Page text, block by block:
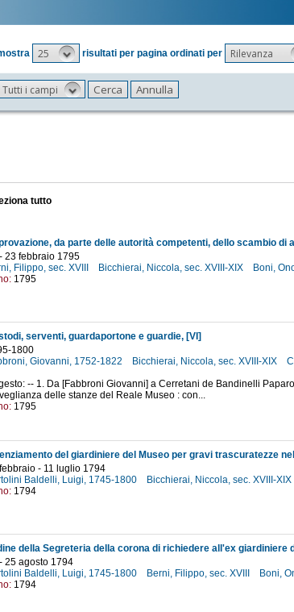
25 risultati per pagina ordinati per Rilevanza
Tutti i campi
tutto
23 febbraio 1795
Filippo, sec. XVIII
Bicchierai, Niccola, sec. XVIII-XIX Boni,
1795
serventi, guardaportone e guardie, [VI]
1800
Giovanni, 1752-1822
Bicchierai, Niccola, sec. XVIII-XIX
-- 1. Da [Fabbroni Giovanni] a Cerretani de Bandinelli
delle stanze del Reale Museo : con...
1795
- 11 luglio 1794
Baldelli, Luigi, 1745-1800
Bicchierai, Niccola, sec. XVIII-XIX
1794
25 agosto 1794
Baldelli, Luigi, 1745-1800
Berni, Filippo, sec. XVIII Boni,
1794